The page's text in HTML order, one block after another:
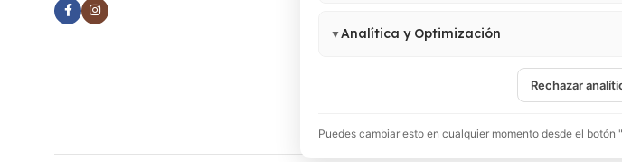
no pueden desactivarse.
▼Analítica y Optimización
Analytics 4, Google Tag Manager y Meta Pixel.
Rechazar
Puedes cambiar esto en cualquier momento desde el botón